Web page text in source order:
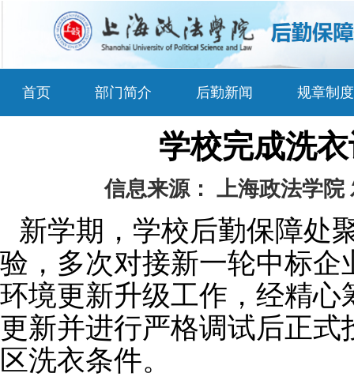
首页 部门简介 后勤新闻 规章制度
学校完成洗
信息来源： 上海政法学院
新学期，学校后勤保障处
验，多次对接新一轮中标
环境更新升级工作，经精心
更新并进行严格调试后正式
区洗衣条件。